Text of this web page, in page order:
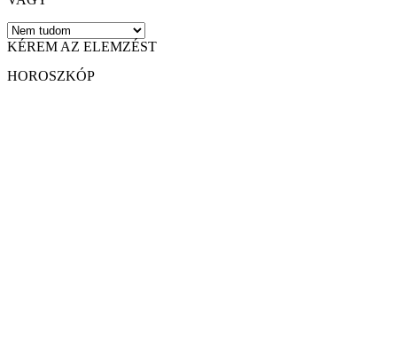
KÉREM AZ ELEMZÉST
HOROSZKÓP